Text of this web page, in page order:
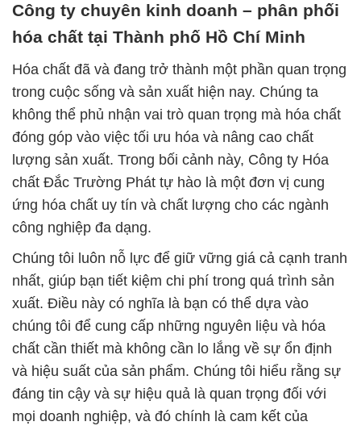
Công ty chuyên kinh doanh – phân phối
hóa chất tại Thành phố Hồ Chí Minh
Hóa chất đã và đang trở thành một phần quan trọng
trong cuộc sống và sản xuất hiện nay. Chúng ta
không thể phủ nhận vai trò quan trọng mà hóa chất
đóng góp vào việc tối ưu hóa và nâng cao chất
lượng sản xuất. Trong bối cảnh này, Công ty Hóa
chất Đắc Trường Phát tự hào là một đơn vị cung
ứng hóa chất uy tín và chất lượng cho các ngành
công nghiệp đa dạng.
Chúng tôi luôn nỗ lực để giữ vững giá cả cạnh tranh
nhất, giúp bạn tiết kiệm chi phí trong quá trình sản
xuất. Điều này có nghĩa là bạn có thể dựa vào
chúng tôi để cung cấp những nguyên liệu và hóa
chất cần thiết mà không cần lo lắng về sự ổn định
và hiệu suất của sản phẩm. Chúng tôi hiểu rằng sự
đáng tin cậy và sự hiệu quả là quan trọng đối với
mọi doanh nghiệp, và đó chính là cam kết của